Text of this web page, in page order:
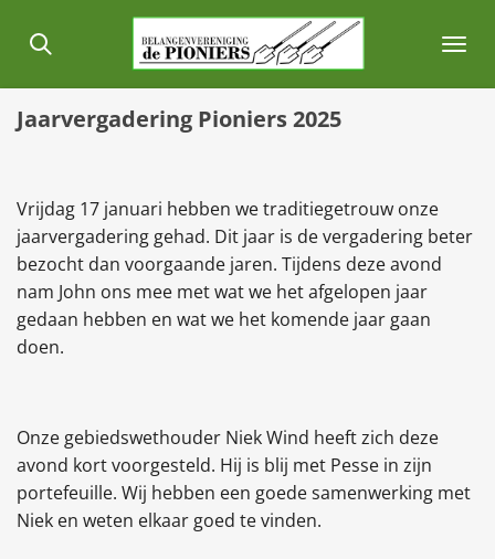
direct
hoofdinhoud
Jaarvergadering Pioniers 2025
Vrijdag 17 januari hebben we traditiegetrouw onze
jaarvergadering gehad. Dit jaar is de vergadering beter
bezocht dan voorgaande jaren. Tijdens deze avond
nam John ons mee met wat we het afgelopen jaar
gedaan hebben en wat we het komende jaar gaan
doen.
Onze gebiedswethouder Niek Wind heeft zich deze
avond kort voorgesteld. Hij is blij met Pesse in zijn
portefeuille. Wij hebben een goede samenwerking met
Niek en weten elkaar goed te vinden.